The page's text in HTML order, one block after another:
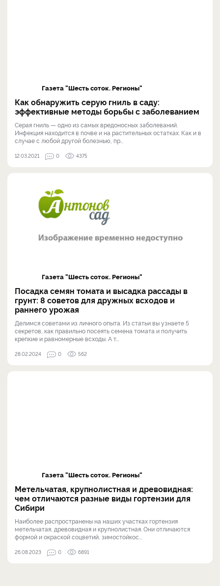
Газета "Шесть соток. Регионы"
Как обнаружить серую гниль в саду:
эффективные методы борьбы с заболеванием
Серая гниль — одно из самых вредоносных заболеваний.
Инфекция находится в почве и на растительных остатках. Как и в
случае с любой другой болезнью, пр...
12.03.2021 0 4375
Газета "Шесть соток. Регионы"
Посадка семян томата и высадка рассады в
грунт: 8 советов для дружных всходов и
раннего урожая
Делимся советами из личного опыта. Из статьи вы узнаете 5
секретов, как правильно посеять семена томата и получить
крепкие и равномерные всходы. А т...
28.02.2024 0 562
Газета "Шесть соток. Регионы"
Метельчатая, крупнолистная и древовидная:
чем отличаются разные виды гортензии для
Сибири
Наиболее распространены на наших участках гортензия
метельчатая, древовидная и крупнолистная. Они отличаются
формой и окраской соцветий, зимостойкос...
26.08.2023 0 6891